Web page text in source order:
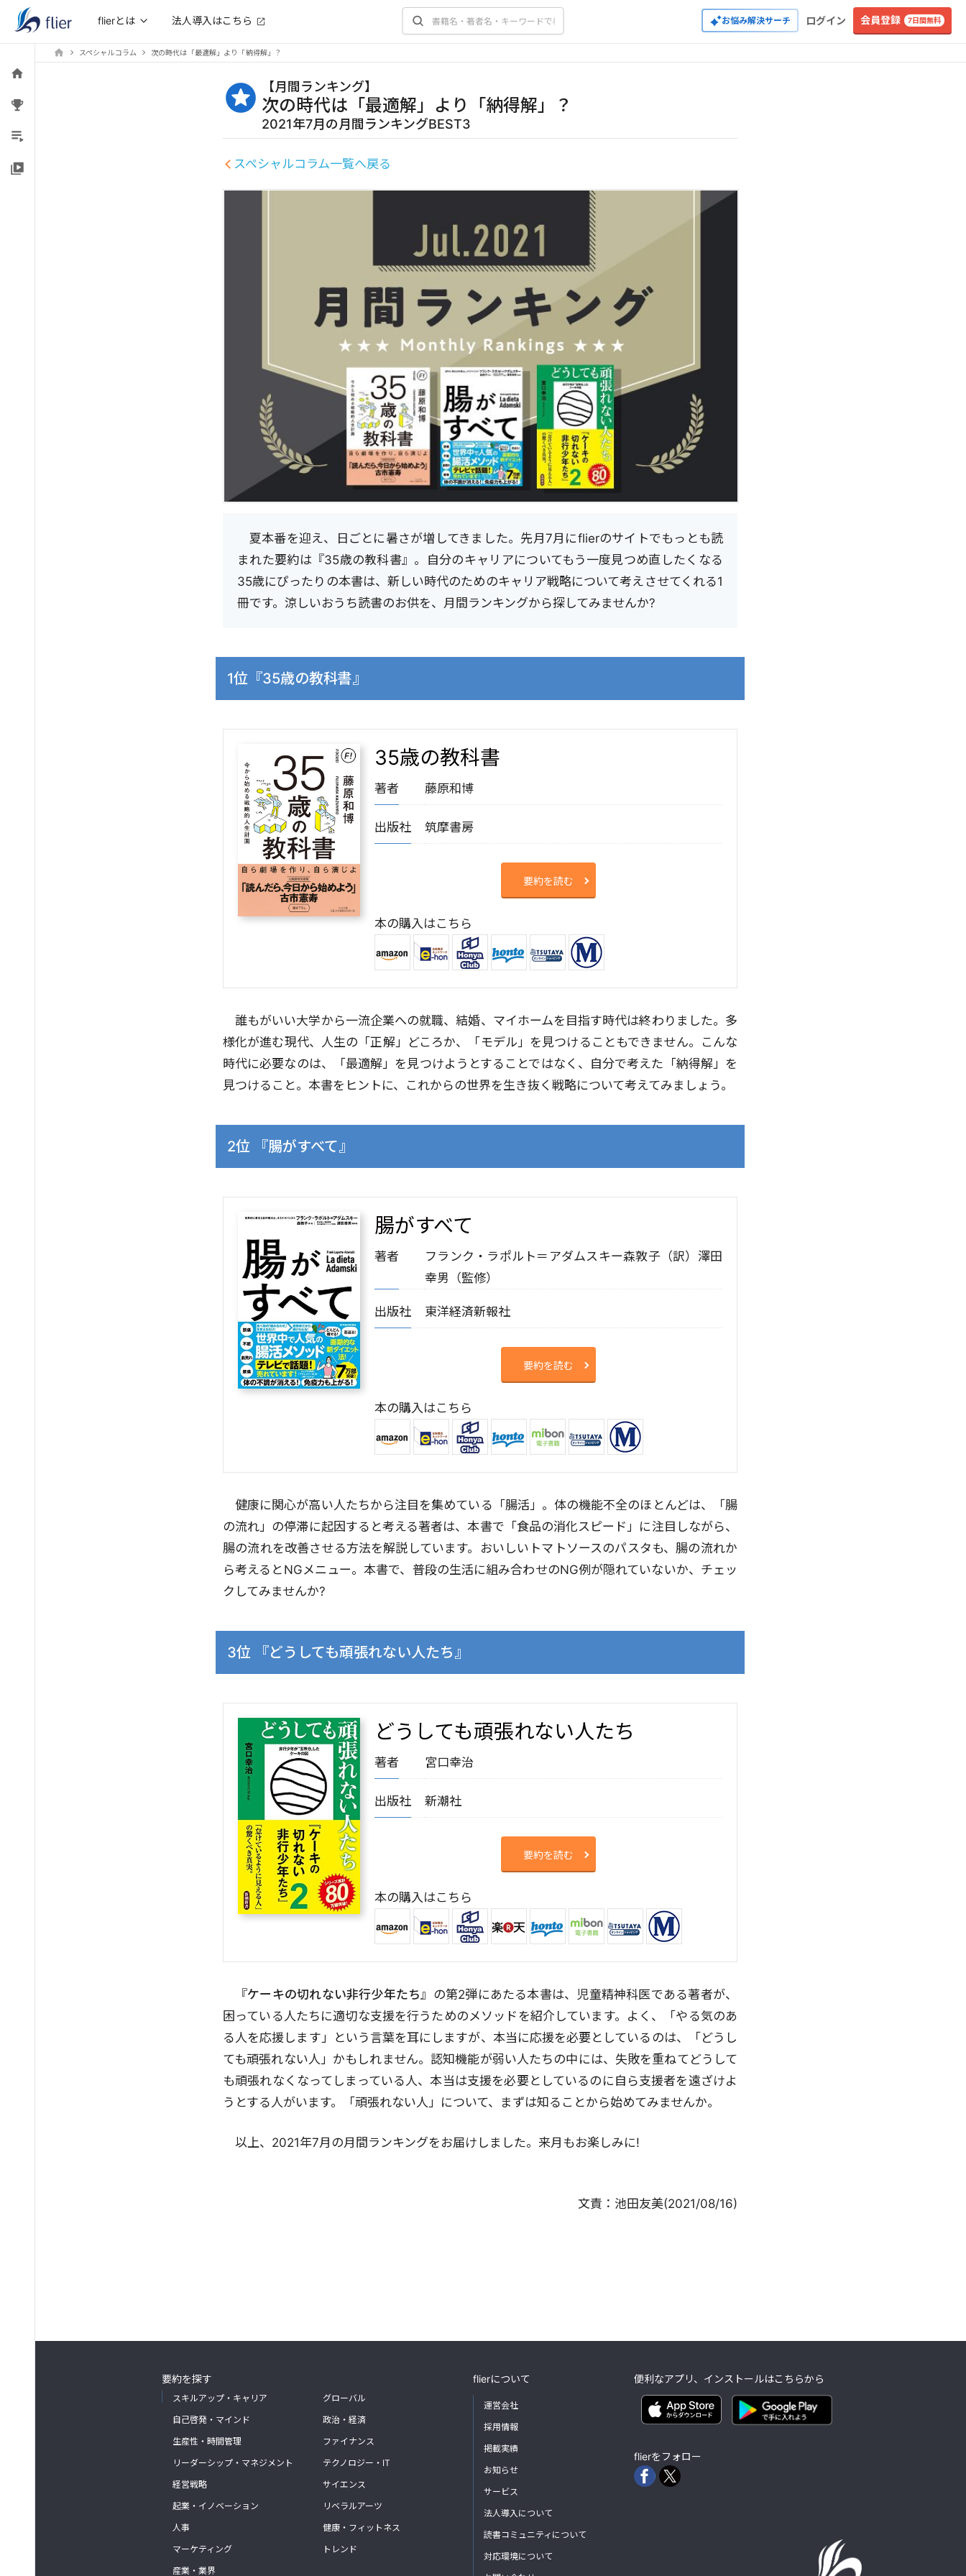
flierとは 法人導入はこちら お悩み解決サーチ ログイン 会員登録 7日間無料
スペシャルコラム 次の時代は「最適解」より「納得解」？
【月間ランキング】
次の時代は「最適解」より「納得解」？
2021年7月の月間ランキングBEST3
スペシャルコラム一覧へ戻る
夏本番を迎え、日ごとに暑さが増してきました。先月7月にflierのサイトでもっとも読
まれた要約は『35歳の教科書』。自分のキャリアについてもう一度見つめ直したくなる
35歳にぴったりの本書は、新しい時代のためのキャリア戦略について考えさせてくれる1
冊です。涼しいおうち読書のお供を、月間ランキングから探してみませんか?
1位『35歳の教科書』
35歳の教科書
著者 藤原和博
出版社 筑摩書房
要約を読む
本の購入はこちら
誰もがいい大学から一流企業への就職、結婚、マイホームを目指す時代は終わりました。多
様化が進む現代、人生の「正解」どころか、「モデル」を見つけることもできません。こんな
時代に必要なのは、「最適解」を見つけようとすることではなく、自分で考えた「納得解」を
見つけること。本書をヒントに、これからの世界を生き抜く戦略について考えてみましょう。
2位 『腸がすべて』
腸がすべて
著者 フランク・ラポルト＝アダムスキー森敦子（訳） 澤田
幸男（監修）
出版社 東洋経済新報社
要約を読む
本の購入はこちら
健康に関心が高い人たちから注目を集めている「腸活」。体の機能不全のほとんどは、「腸
の流れ」の停滞に起因すると考える著者は、本書で「食品の消化スピード」に注目しながら、
腸の流れを改善させる方法を解説しています。おいしいトマトソースのパスタも、腸の流れか
ら考えるとNGメニュー。本書で、普段の生活に組み合わせのNG例が隠れていないか、チェッ
クしてみませんか?
3位 『どうしても頑張れない人たち』
どうしても頑張れない人たち
著者 宮口幸治
出版社 新潮社
要約を読む
本の購入はこちら
『ケーキの切れない非行少年たち』 の第2弾にあたる本書は、児童精神科医である著者が、
困っている人たちに適切な支援を行うためのメソッドを紹介しています。よく、「やる気のあ
る人を応援します」という言葉を耳にしますが、本当に応援を必要としているのは、「どうし
ても頑張れない人」かもしれません。認知機能が弱い人たちの中には、失敗を重ねてどうして
も頑張れなくなってしまっている人、本当は支援を必要としているのに自ら支援者を遠ざけよ
うとする人がいます。「頑張れない人」について、まずは知ることから始めてみませんか。
以上、2021年7月の月間ランキングをお届けしました。来月もお楽しみに!
文責： 池田友美(2021/08/16)
要約を探す
スキルアップ・キャリア
自己啓発・マインド
生産性・時間管理
リーダーシップ・マネジメント
経営戦略
起業・イノベーション
人事
マーケティング
産業・業界
グローバル
政治・経済
ファイナンス
テクノロジー・IT
サイエンス
リベラルアーツ
健康・フィットネス
トレンド
flierについて
運営会社
採用情報
掲載実績
お知らせ
サービス
法人導入について
読書コミュニティについて
対応環境について
便利なアプリ、インストールはこちらから
flierをフォロー